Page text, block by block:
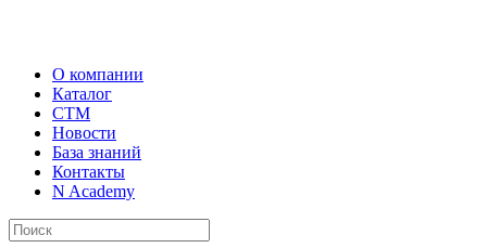
О компании
Каталог
СТМ
Новости
База знаний
Контакты
N Academy